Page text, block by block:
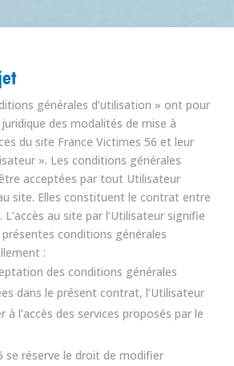
générales d’utilisation » ont pour
des modalités de mise à
du site France Victimes 56 et leur
». Les conditions générales
acceptées par tout Utilisateur
site. Elles constituent le contrat entre
au site par l’Utilisateur signifie
conditions générales
:
des conditions générales
dans le présent contrat, l’Utilisateur
à l’accès des services proposés par le
se réserve le droit de modifier